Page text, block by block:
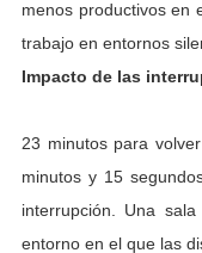
menos productivos en
trabajo en entornos
Impacto de las
23 minutos para
minutos y 15
interrupción. Una
entorno en el que las